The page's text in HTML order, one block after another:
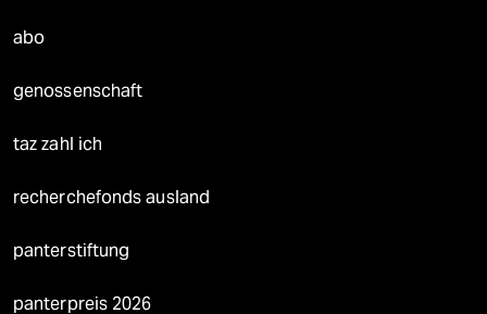
abo
genossenschaft
taz zahl ich
recherchefonds ausland
panterstiftung
panterpreis 2026